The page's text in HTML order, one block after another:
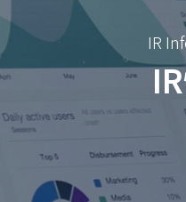
IR